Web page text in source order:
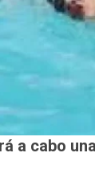
a cabo